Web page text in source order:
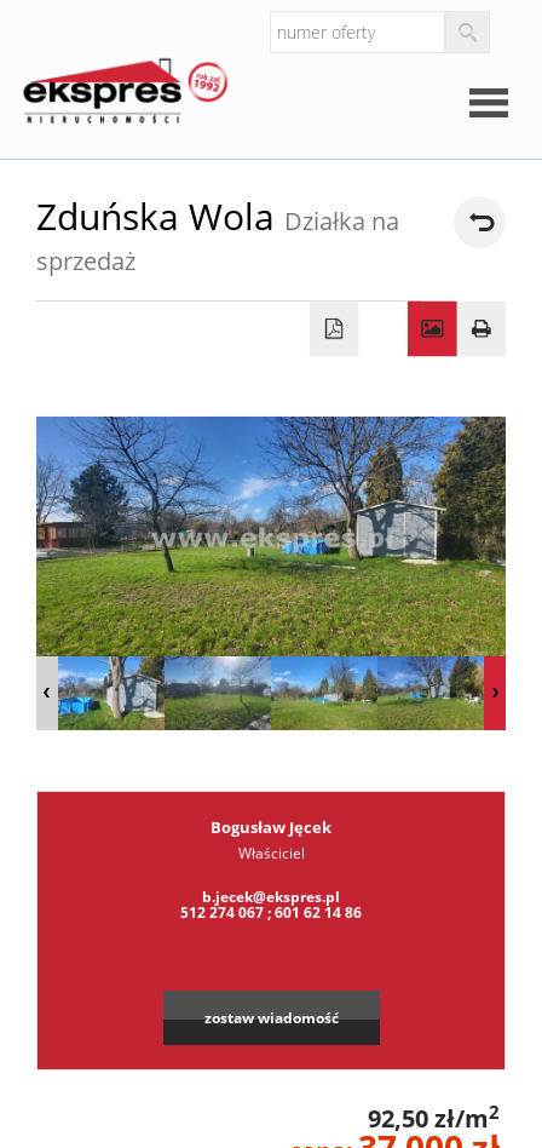
firmie
Zduńska Wola Działka na
sprzedaż
Bogusław Jęcek
Właściciel
b.jecek@ekspres.pl
512 274 067 ; 601 62 14 86
zostaw wiadomość
92,50 zł/m2